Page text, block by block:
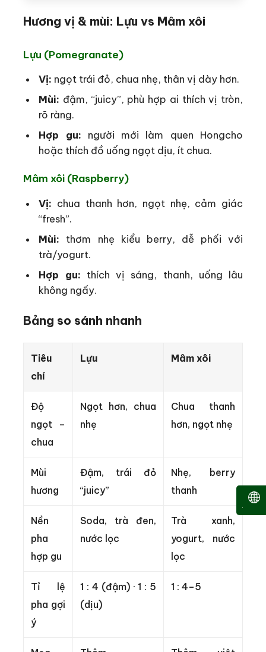
Hương vị & mùi: Lựu vs Mâm xôi
Lựu (Pomegranate)
Vị: ngọt trái đỏ, chua nhẹ, thân vị dày hơn.
Mùi: đậm, “juicy”, phù hợp ai thích vị tròn,
rõ ràng.
Hợp gu: người mới làm quen Hongcho
hoặc thích đồ uống ngọt dịu, ít chua.
Mâm xôi (Raspberry)
Vị: chua thanh hơn, ngọt nhẹ, cảm giác
“fresh”.
Mùi: thơm nhẹ kiểu berry, dễ phối với
trà/yogurt.
Hợp gu: thích vị sáng, thanh, uống lâu
không ngấy.
Bảng so sánh nhanh
Tiêu
chí
Lựu Mâm xôi
Độ
ngọt –
chua
Ngọt hơn, chua
nhẹ
Chua thanh
hơn, ngọt nhẹ
Mùi
hương
Đậm, trái đỏ
“juicy”
Nhẹ, berry
thanh
Nền
pha
hợp gu
Soda, trà đen,
nước lọc
Trà xanh,
yogurt, nước
lọc
Tỉ lệ
pha gợi
ý
1 : 4 (đậm) · 1 : 5
(dịu)
1 : 4–5